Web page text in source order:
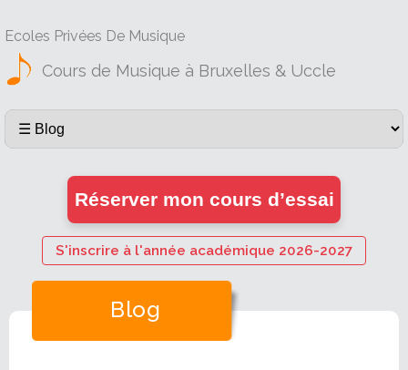
Ecoles Privées De Musique
Cours de Musique à Bruxelles & Uccle
Réserver mon cours d’essai
S'inscrire à l'année académique 2026-2027
Blog